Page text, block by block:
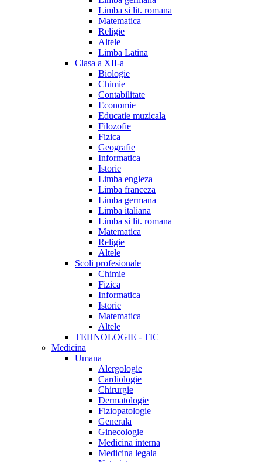
Limba si lit. romana
Matematica
Religie
Altele
Limba Latina
Clasa a XII-a
Biologie
Chimie
Contabilitate
Economie
Educatie muzicala
Filozofie
Fizica
Geografie
Informatica
Istorie
Limba engleza
Limba franceza
Limba germana
Limba italiana
Limba si lit. romana
Matematica
Religie
Altele
Scoli profesionale
Chimie
Fizica
Informatica
Istorie
Matematica
Altele
TEHNOLOGIE - TIC
Medicina
Umana
Alergologie
Cardiologie
Chirurgie
Dermatologie
Fiziopatologie
Generala
Ginecologie
Medicina interna
Medicina legala